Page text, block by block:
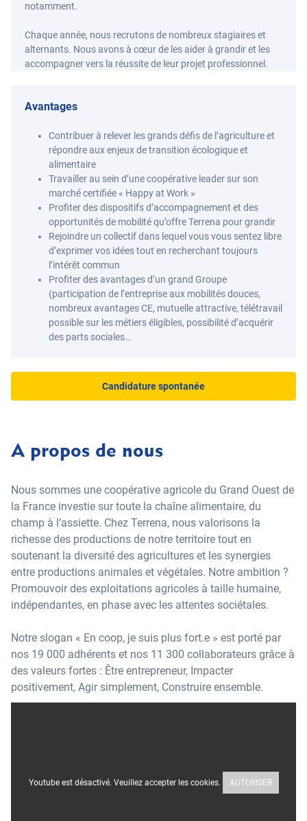
notamment.
Chaque année, nous recrutons de nombreux stagiaires et
alternants. Nous avons à cœur de les aider à grandir et les
accompagner vers la réussite de leur projet professionnel.
Avantages
Contribuer à relever les grands défis de l’agriculture et
répondre aux enjeux de transition écologique et
alimentaire
Travailler au sein d’une coopérative leader sur son
marché certifiée « Happy at Work »
Profiter des dispositifs d’accompagnement et des
opportunités de mobilité qu’offre Terrena pour grandir
Rejoindre un collectif dans lequel vous vous sentez libre
d’exprimer vos idées tout en recherchant toujours
l’intérêt commun
Profiter des avantages d’un grand Groupe
(participation de l’entreprise aux mobilités douces,
nombreux avantages CE, mutuelle attractive, télétravail
possible sur les métiers éligibles, possibilité d’acquérir
des parts sociales…
Candidature spontanée
A propos de nous
Nous sommes une coopérative agricole du Grand Ouest de
la France investie sur toute la chaîne alimentaire, du
champ à l’assiette. Chez Terrena, nous valorisons la
richesse des productions de notre territoire tout en
soutenant la diversité des agricultures et les synergies
entre productions animales et végétales. Notre ambition ?
Promouvoir des exploitations agricoles à taille humaine,
indépendantes, en phase avec les attentes sociétales.
Notre slogan « En coop, je suis plus fort.e » est porté par
nos 19 000 adhérents et nos 11 300 collaborateurs grâce à
des valeurs fortes : Être entrepreneur, Impacter
positivement, Agir simplement, Construire ensemble.
Youtube est désactivé. Veuillez accepter les cookies. AUTORISER